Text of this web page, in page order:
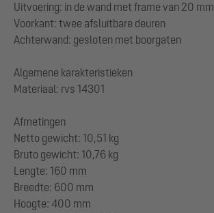
Uitvoering: in de wand met frame van 20 mm
Voorkant: twee afsluitbare deuren
Achterwand: gesloten met boorgaten
Algemene karakteristieken
Materiaal: rvs 14301
Afmetingen
Netto gewicht: 10,51 kg
Bruto gewicht: 10,76 kg
Lengte: 160 mm
Breedte: 600 mm
Hoogte: 400 mm